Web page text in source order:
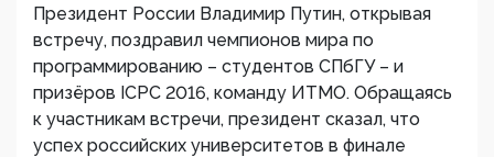
Президент России Владимир Путин, открывая
встречу, поздравил чемпионов мира по
программированию – студентов СПбГУ – и
призёров ICPC 2016, команду ИТМО. Обращаясь
к участникам встречи, президент сказал, что
успех российских университетов в финале